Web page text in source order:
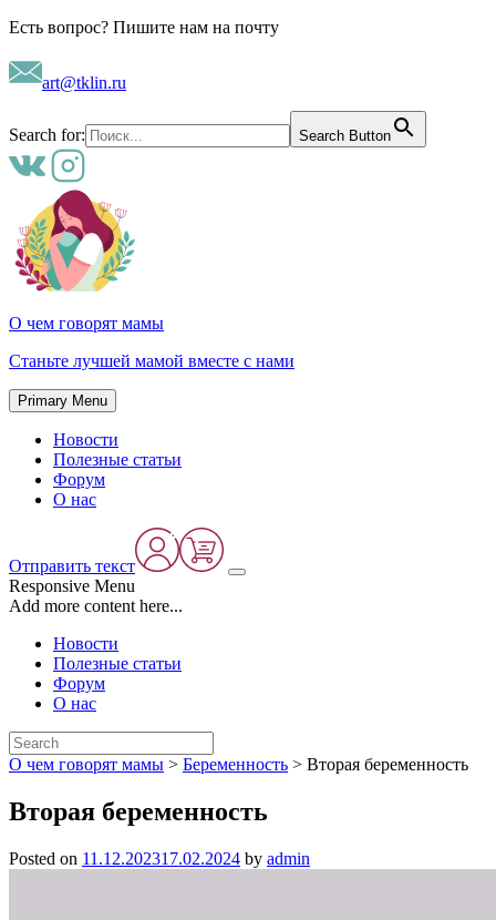
Skip
content
Есть вопрос? Пишите нам на почту
art@tklin.ru
Search for: Search Button
О чем говорят мамы
Станьте лучшей мамой вместе с нами
Primary Menu
Новости
Полезные статьи
Форум
О нас
Отправить текст
Responsive Menu
Add more content here...
Новости
Полезные статьи
Форум
О нас
О чем говорят мамы > Беременность > Вторая беременность
Вторая беременность
Posted on 11.12.202317.02.2024 by admin